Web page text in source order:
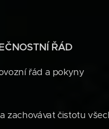
ŘÁD
řád a pokyny
zachovávat čistotu